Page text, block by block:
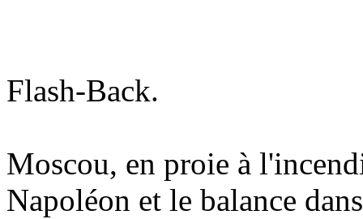
Flash-Back.
Moscou, en proie à
Napoléon et le balance